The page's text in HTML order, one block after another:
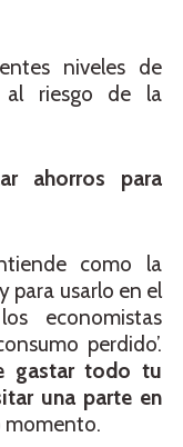
niveles de
al riesgo de la
ahorros para
como la
para usarlo en el
economistas
perdido’.
gastar todo tu
una parte en
momento.